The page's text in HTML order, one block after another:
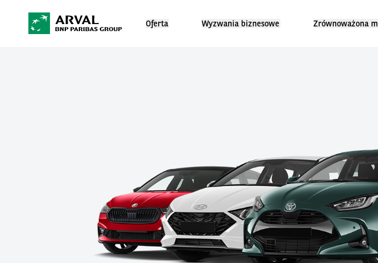
Oferta Wyzwania biznesowe Zrównoważona